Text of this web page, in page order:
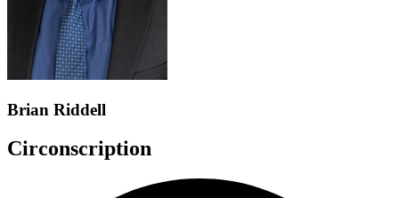
Brian Riddell
Circonscription